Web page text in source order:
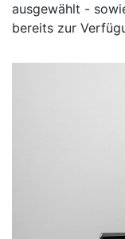
ausgewählt -
bereits zur